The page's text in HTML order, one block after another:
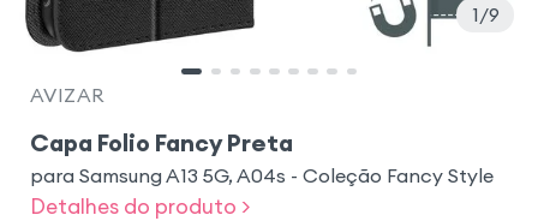
1 9
AVIZAR
Capa Folio Fancy Preta
para Samsung A13 5G, A04s - Coleção Fancy Style
Detalhes do produto >